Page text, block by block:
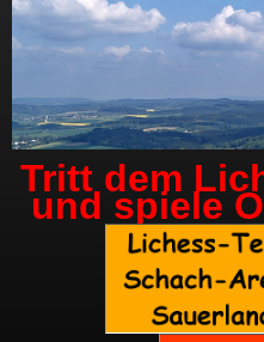
Tritt dem
und spiele